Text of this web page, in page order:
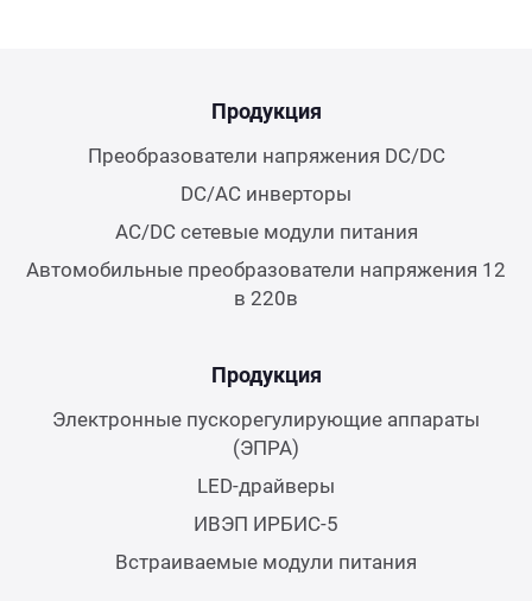
Продукция
Преобразователи напряжения DC/DC
DC/AC инверторы
AC/DC сетевые модули питания
Автомобильные преобразователи напряжения 12
в 220в
Продукция
Электронные пускорегулирующие аппараты
(ЭПРА)
LED-драйверы
ИВЭП ИРБИС-5
Встраиваемые модули питания